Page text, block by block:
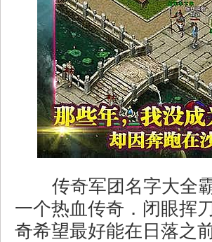
传奇军团名字大全
一个热血传奇．闭眼挥
奇希望最好能在日落之